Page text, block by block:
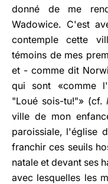
donné de me
Wadowice. C'est
contemple cette
témoins de mes
et - comme dit
qui sont «comme
"Loué sois-tu!"» (cf.
ville de mon
paroissiale, l'église
franchir ces seuils
natale et devant ses
avec lesquelles les